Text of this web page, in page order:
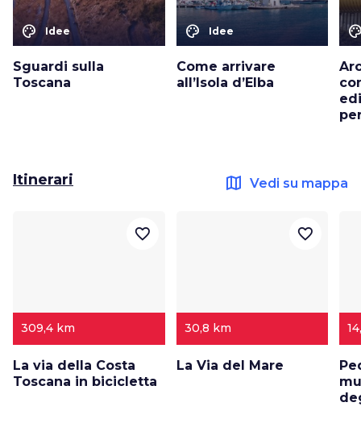
color_lens Idee
Sguardi sulla
Toscana
color_lens Idee
Come arrivare
all’Isola d’Elba
Itinerari map Vedi su mappa
309,4 km
La via della Costa
Toscana in bicicletta
favorite_border
30,8 km
La Via del Mare
favorite_border